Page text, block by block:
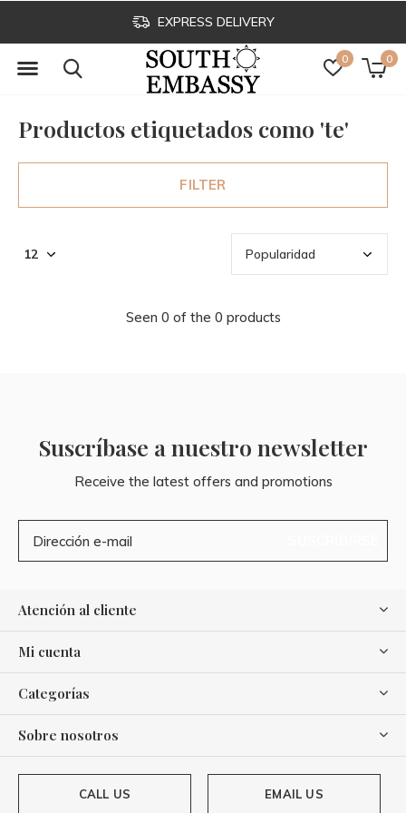
0 0
EXPRESS DELIVERY
Productos etiquetados como 'te'
FILTER
Seen 0 of the 0 products
Suscríbase a nuestro newsletter
Receive the latest offers and promotions
Atención al cliente
Mi cuenta
Categorías
Sobre nosotros
CALL US EMAIL US